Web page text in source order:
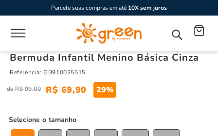
Parcele suas compras em até 10X sem juros
Bermuda Infantil Menino Básica Cinza
Referência:GB910025515
R$ 99,00 R$ 69,90 29%
tamanho